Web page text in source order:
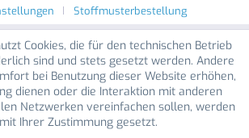
Stoffmusterbestellung
Cookies, die für den technischen Betrieb
sind und stets gesetzt werden. Andere
bei Benutzung dieser Website erhöhen,
dienen oder die Interaktion mit anderen
Netzwerken vereinfachen sollen, werden
Ihrer Zustimmung gesetzt.